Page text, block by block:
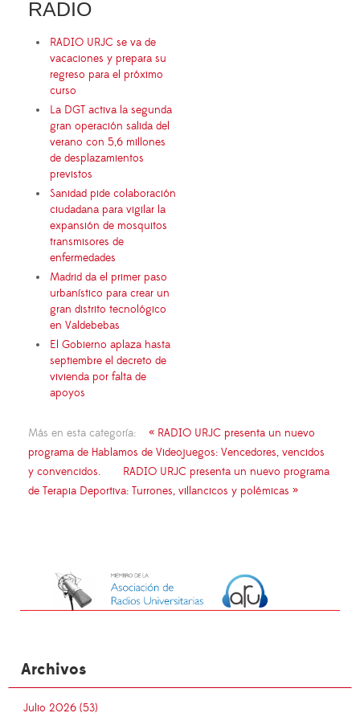
RADIO
RADIO URJC se va de
vacaciones y prepara su
regreso para el próximo
curso
La DGT activa la segunda
gran operación salida del
verano con 5,6 millones
de desplazamientos
previstos
Sanidad pide colaboración
ciudadana para vigilar la
expansión de mosquitos
transmisores de
enfermedades
Madrid da el primer paso
urbanístico para crear un
gran distrito tecnológico
en Valdebebas
El Gobierno aplaza hasta
septiembre el decreto de
vivienda por falta de
apoyos
Más en esta categoría:
« RADIO URJC presenta un nuevo
programa de Hablamos de Videojuegos: Vencedores, vencidos
y convencidos.
RADIO URJC presenta un nuevo programa
de Terapia Deportiva: Turrones, villancicos y polémicas »
Archivos
Julio 2026 (53)